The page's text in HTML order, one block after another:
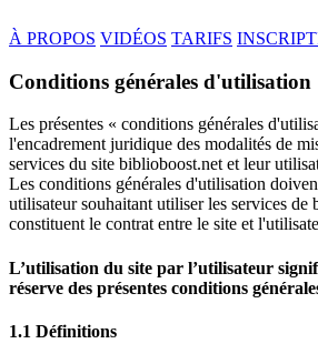
À PROPOS VIDÉOS TARIFS
Conditions générales d'utilisation
Les présentes « conditions générales
l'encadrement juridique des modalités de
services du site biblioboost.net et leur
Les conditions générales d'utilisation
utilisateur souhaitant utiliser les services de
constituent le contrat entre le site et
L’utilisation du site par l’utilisateur
réserve des présentes conditions
1.1 Définitions